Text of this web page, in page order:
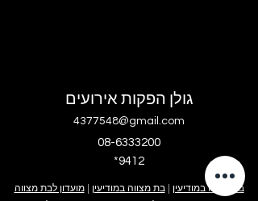
גולן הפקות אירועים
4377548@gmail.com
08-6333200
בר מצווה במודיעין |בת מצווה במודיעין |מועדון לבת מצווה
*9412